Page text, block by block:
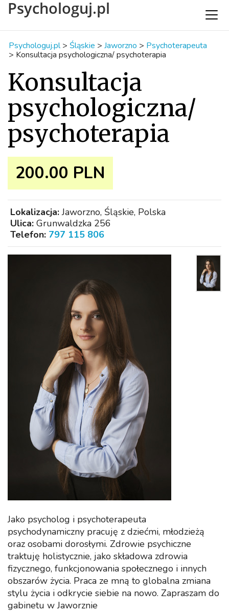
Psychologuj.pl
Psychologuj.pl > Śląskie > Jaworzno > Psychoterapeuta
> Konsultacja psychologiczna/ psychoterapia
Konsultacja
psychologiczna/
psychoterapia
200.00 PLN
Lokalizacja:Jaworzno, Śląskie, Polska
Ulica: Grunwaldzka 256
Telefon: 797 115 806
Jako psycholog i psychoterapeuta
psychodynamiczny pracuję z dziećmi, młodzieżą
oraz osobami dorosłymi. Zdrowie psychiczne
traktuję holistycznie, jako składowa zdrowia
fizycznego, funkcjonowania społecznego i innych
obszarów życia. Praca ze mną to globalna zmiana
stylu życia i odkrycie siebie na nowo. Zapraszam do
gabinetu w Jaworznie